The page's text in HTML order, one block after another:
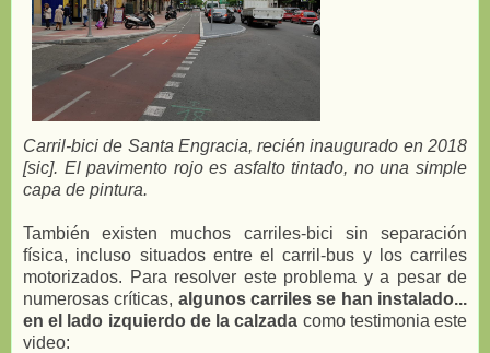
Carril-bici de Santa Engracia, recién inaugurado en 2018
[sic]. El pavimento rojo es asfalto tintado, no una simple
capa de pintura.
También existen muchos carriles-bici sin separación
física, incluso situados entre el carril-bus y los carriles
motorizados. Para resolver este problema y a pesar de
numerosas críticas, algunos carriles se han instalado...
en el lado izquierdo de la calzada como testimonia este
video: